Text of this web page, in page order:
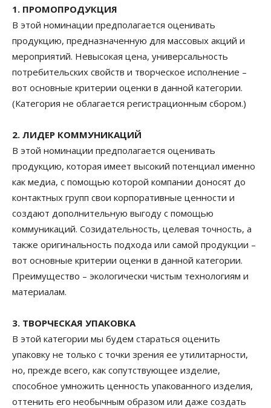
1. ПРОМОПРОДУКЦИЯ
В этой номинации предполагается оценивать
продукцию, предназначенную для массовых акций и
мероприятий. Невысокая цена, универсальность
потребительских свойств и творческое исполнение –
вот основные критерии оценки в данной категории.
(Категория не облагается регистрационным сбором.)
2. ЛИДЕР КОММУНИКАЦИЙ
В этой номинации предполагается оценивать
продукцию, которая имеет высокий потенциал именно
как медиа, с помощью которой компании доносят до
контактных групп свои корпоративные ценности и
создают дополнительную выгоду с помощью
коммуникаций. Созидательность, целевая точность, а
также оригинальность подхода или самой продукции –
вот основные критерии оценки в данной категории.
Преимущество – экологически чистым технологиям и
материалам.
3. ТВОРЧЕСКАЯ УПАКОВКА
В этой категории мы будем стараться оценить
упаковку не только с точки зрения ее утилитарности,
но, прежде всего, как сопутствующее изделие,
способное умножить ценность упакованного изделия,
оттенить его необычным образом или даже создать